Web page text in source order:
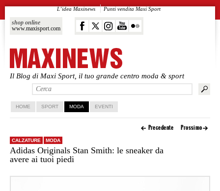
Il Blog di Maxi Sport, il tuo grande centro moda & sport
shop online
www.maxisport.com
L’idea Maxinews Punti vendita Maxi Sport
Vai al contenuto principale
Vai al contenuto secondario
HOME SPORT MODA EVENTI
Precedente Prossimo
CALZATURE MODA
Adidas Originals Stan Smith: le sneaker da
avere ai tuoi piedi